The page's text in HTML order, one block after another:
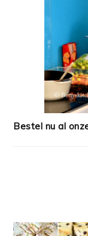
Bestel nu al